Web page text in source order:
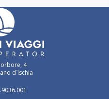
4
d`Ischia